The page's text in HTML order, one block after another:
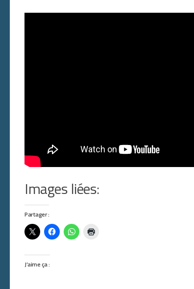
Images liées:
Partager :
J’aime ça :